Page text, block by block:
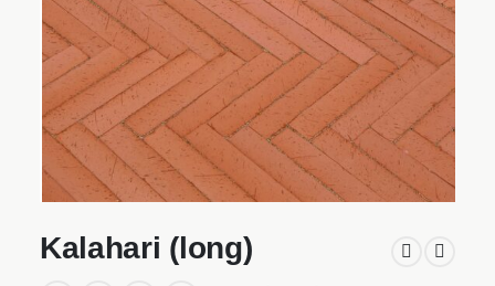
Kalahari (long)